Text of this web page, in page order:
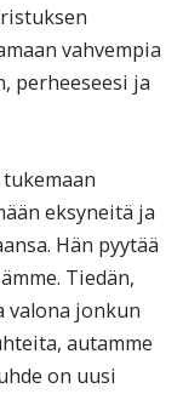
vahvempia
perheeseesi ja
eksyneitä ja
Hän pyytää
Tiedän,
valona jonkun
autamme
on uusi